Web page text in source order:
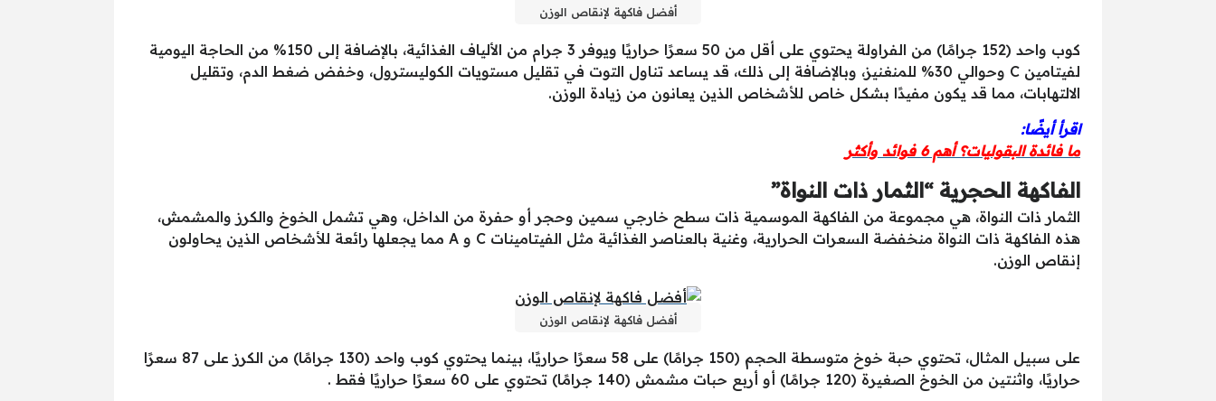
أفضل فاكهة لإنقاص الوزن
كوب واحد (152 جرامًا) من الفراولة يحتوي على أقل من 50 سعرًا حراريًا ويوفر 3 جرام من الألياف الغذائية، بالإضافة إلى 150% من الحاجة اليومية
لفيتامين C وحوالي 30% للمنغنيز، وبالإضافة إلى ذلك، قد يساعد تناول التوت في تقليل مستويات الكوليسترول، وخفض ضغط الدم، وتقليل
الالتهابات، مما قد يكون مفيدًا بشكل خاص للأشخاص الذين يعانون من زيادة الوزن.
اقرأ أيضًا:
ما فائدة البقوليات؟ أهم 6 فوائد وأكثر
الفاكهة الحجرية “الثمار ذات النواة”
الثمار ذات النواة، هي مجموعة من الفاكهة الموسمية ذات سطح خارجي سمين وحجر أو حفرة من الداخل، وهي تشمل الخوخ والكرز والمشمش،
هذه الفاكهة ذات النواة منخفضة السعرات الحرارية، وغنية بالعناصر الغذائية مثل الفيتامينات C و A مما يجعلها رائعة للأشخاص الذين يحاولون
إنقاص الوزن.
أفضل فاكهة لإنقاص الوزن
على سبيل المثال، تحتوي حبة خوخ متوسطة الحجم (150 جرامًا) على 58 سعرًا حراريًا، بينما يحتوي كوب واحد (130 جرامًا) من الكرز على 87 سعرًا
حراريًا، واثنتين من الخوخ الصغيرة (120 جرامًا) أو أربع حبات مشمش (140 جرامًا) تحتوي على 60 سعرًا حراريًا فقط .